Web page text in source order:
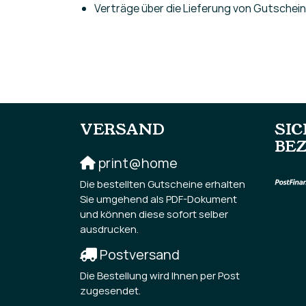
Verträge über die Lieferung von
VERSAND
print@home
Die bestellten Gutscheine erhalten
Sie umgehend als PDF-Dokument
und können diese sofort selber
ausdrucken.
Postversand
Die Bestellung wird Ihnen per Post
zugesendet.